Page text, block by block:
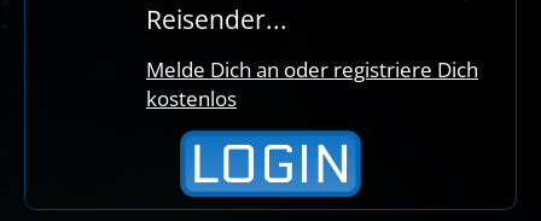
Reisender...
Melde Dich an oder registriere Dich
kostenlos